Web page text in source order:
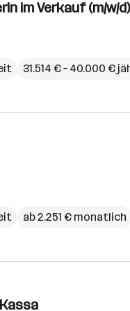
im Verkauf (m/w/d)
31.514 € – 40.000 €
ab 2.251 € monatlich